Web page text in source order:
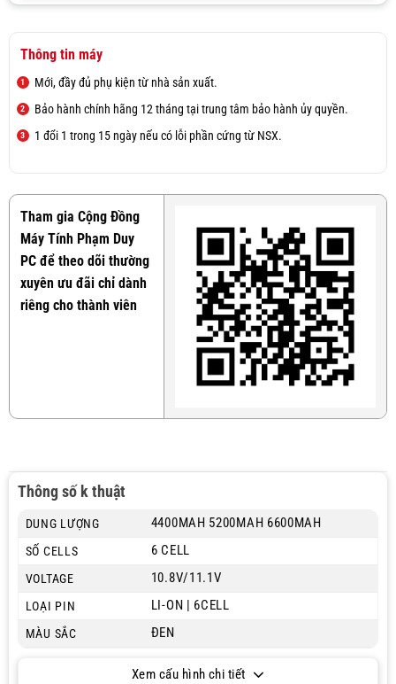
Thông tin máy
Mới, đầy đủ phụ kiện từ nhà sản xuất.
Bảo hành chính hãng 12 tháng tại trung tâm bảo hành ủy quyền.
1 đổi 1 trong 15 ngày nếu có lỗi phần cứng từ NSX.
Tham gia Cộng Đồng
Máy Tính Phạm Duy
PC để theo dõi thường
xuyên ưu đãi chỉ dành
riêng cho thành viên
Thông số k thuật
DUNG LƯỢNG 4400MAH 5200MAH 6600MAH
SỐ CELLS 6 CELL
VOLTAGE 10.8V/11.1V
LOẠI PIN LI-ON | 6CELL
MÀU SẮC ĐEN
Xem cấu hình chi tiết